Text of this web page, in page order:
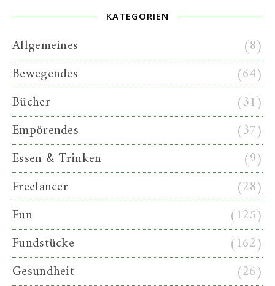
KATEGORIEN
Allgemeines
(8)
Bewegendes
(64)
Bücher
(31)
Empörendes
(37)
Essen & Trinken
(9)
Freelancer
(28)
Fun
(125)
Fundstücke
(162)
Gesundheit
(26)